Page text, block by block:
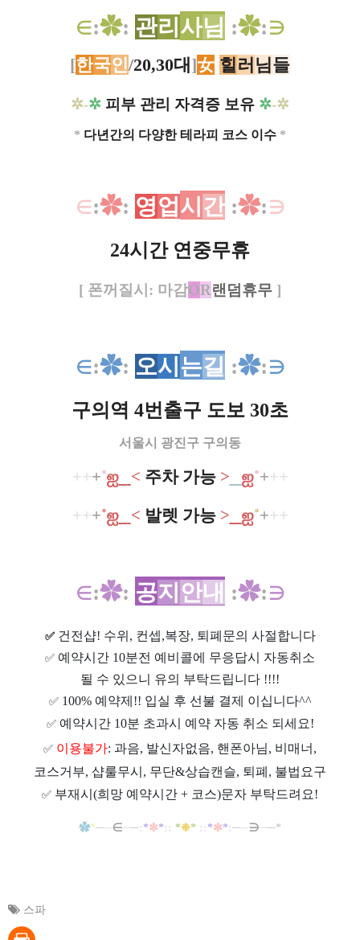
∈:✿: 관리 사님 :✿:∋
[한국인/20,30대 ]女 힐 러 님들
✲-✲ 피부 관리 자격증 보유 ✲-✲
* 다년간의 다양한 테라피 코스 이수 *
∈:✿: 영업 시 간 :✿:∋
24시간 연중무휴
[ 폰꺼질시: 마감OR랜덤휴무 ]
∈:✿: 오시 는길 :✿:∋
구의역 4번출구 도보 30초
서울시 광진구 구의동
+++˚ஐ​ < 주차 가능 > ஐ˚+++
+++˚ஐ​ < 발렛 가능 > ஐ˚+++
∈:✿: 공지 안내 :✿:∋
✅ 건전샵! 수위, 컨셉,복장, 퇴폐문의 사절합니다
✅ 예약시간 10분전 예비콜에 무응답시 자동취소
될 수 있으니 유의 부탁드립니다 !!!!
✅ 100% 예약제!! 입실 후 선불 결제 이십니다^^
✅ 예약시간 10분 초과시 예약 자동 취소 되세요!
✅ 이용불가: 과음, 발신자없음, 핸폰아님, 비매너,
코스거부, 샵룰무시, 무단&상습캔슬, 퇴폐, 불법요구
✅ 부재시(희망 예약시간 + 코스)문자 부탁드려요!
✿*──∈──: *✼* :: *❉* :: *✼* :──∋──*
스파